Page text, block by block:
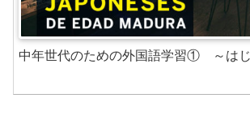
中年世代のための外国語学習① ～は